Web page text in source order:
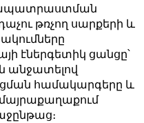
թռչող սարքերի և
էներգետիկ ցանցը՝
անջատելով
համակարգերը և